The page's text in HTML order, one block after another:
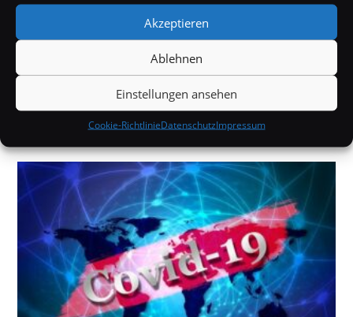
Akzeptieren
Ablehnen
Einstellungen ansehen
Cookie-RichtlinieDatenschutzImpressum